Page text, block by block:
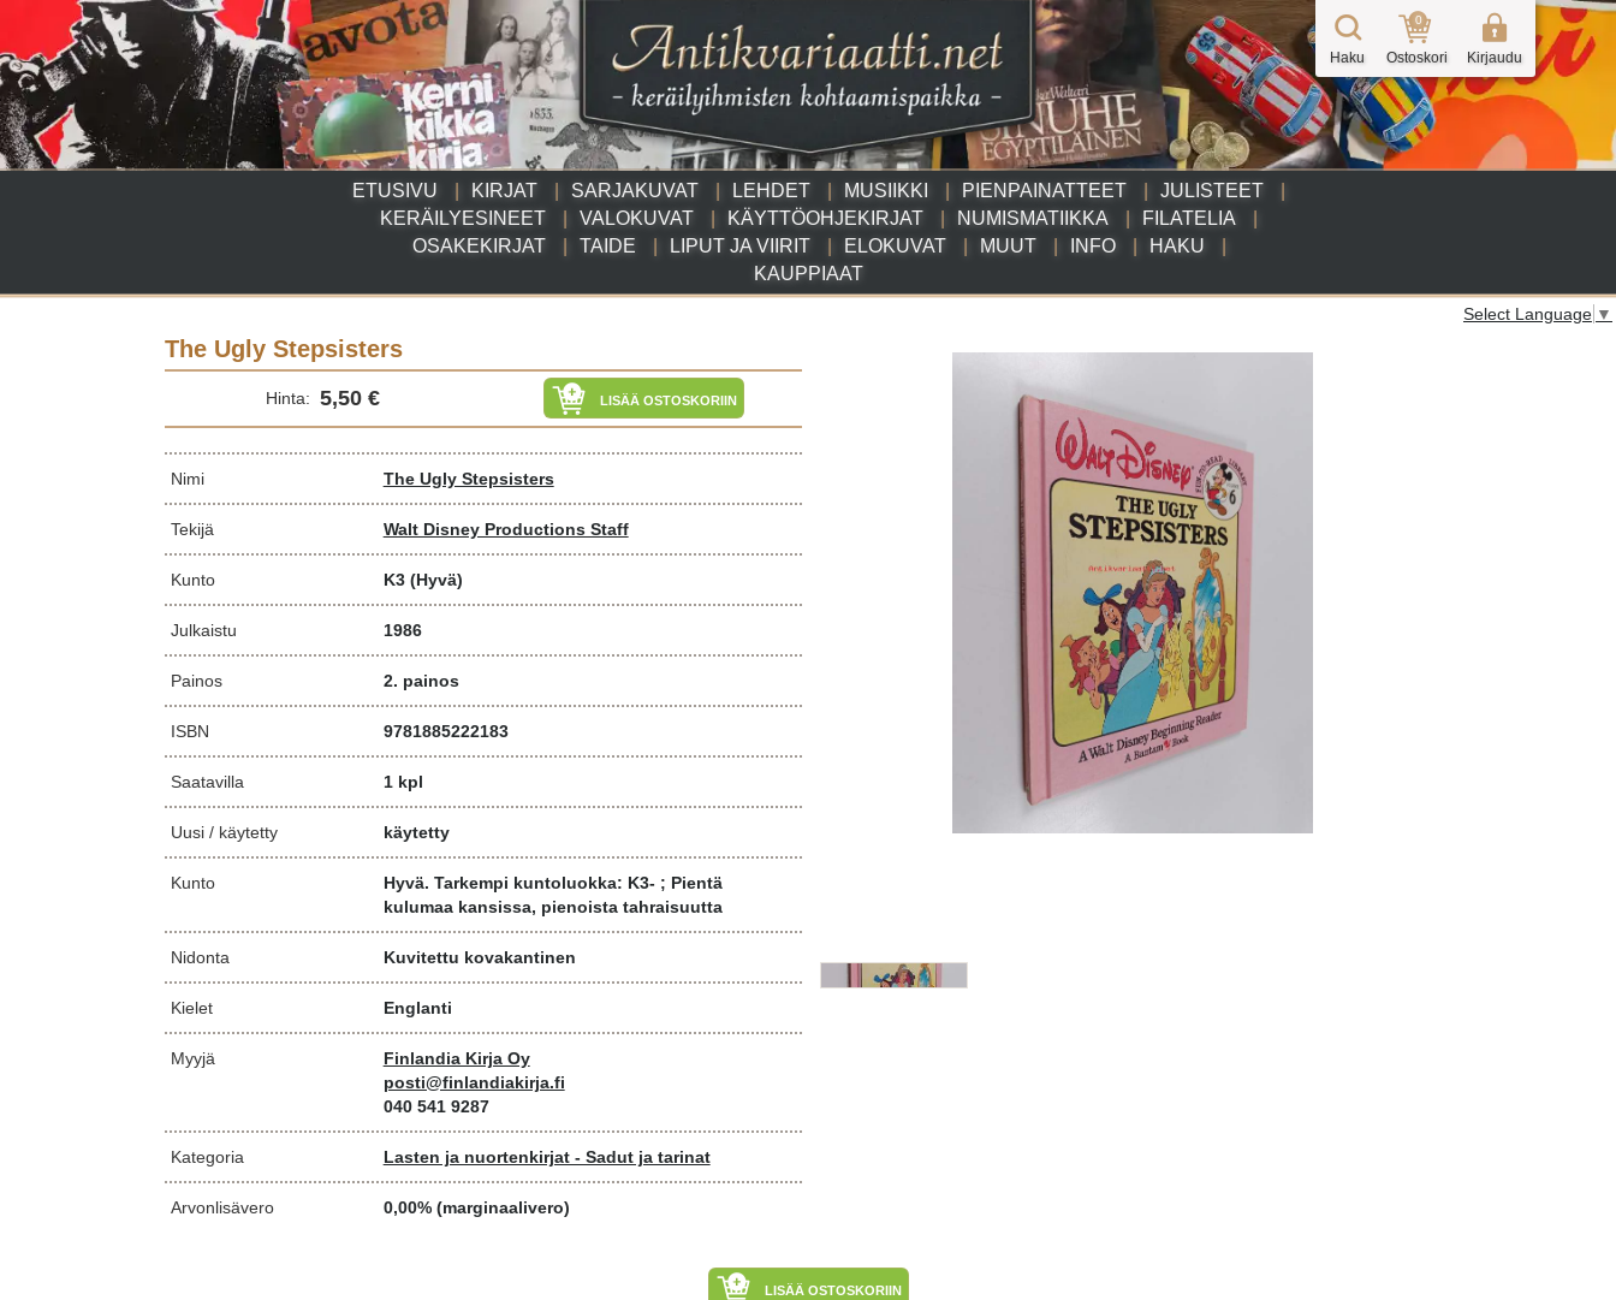
ETUSIVU KIRJAT SARJAKUVAT LEHDET MUSIIKKI PIENPAINATTEET
JULISTEET
KERÄILYESINEET
VALOKUVAT KÄYTTÖOHJEKIRJAT NUMISMATIIKKA
FILATELIA
OSAKEKIRJAT
TAIDE LIPUT JA VIIRIT ELOKUVAT MUUT INFO
HAKU
KAUPPIAAT
Haku
0
Ostoskori Kirjaudu
Select Language ▼
The Ugly Stepsisters
Hinta: 5,50 € LISÄÄ OSTOSKORIIN
Nimi The Ugly Stepsisters
Tekijä Walt Disney Productions Staff
Kunto K3 (Hyvä)
Julkaistu 1986
Painos 2. painos
ISBN 9781885222183
Saatavilla 1 kpl
Uusi / käytetty käytetty
Kunto
Hyvä. Tarkempi kuntoluokka: K3- ; Pientä
kulumaa kansissa, pienoista tahraisuutta
Nidonta Kuvitettu kovakantinen
Kielet Englanti
Myyjä
Finlandia Kirja Oy
posti@finlandiakirja.fi
040 541 9287
Kategoria Lasten ja nuortenkirjat - Sadut ja tarinat
Arvonlisävero 0,00% (marginaalivero)
LISÄÄ OSTOSKORIIN